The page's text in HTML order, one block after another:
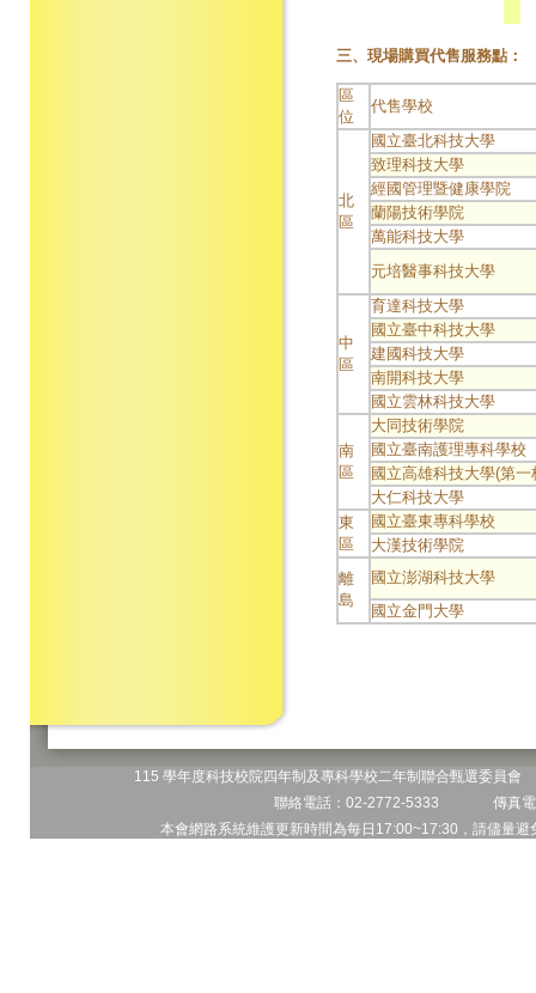
三、現場購買代售服務點：
區
位
代售學校
北
區
國立臺北科技大學
致理科技大學
經國管理暨健康學院
蘭陽技術學院
萬能科技大學
元培醫事科技大學
中
區
育達科技大學
國立臺中科技大學
建國科技大學
南開科技大學
國立雲林科技大學
南
區
大同技術學院
國立臺南護理專科學校
國立高雄科技大學(第一
大仁科技大學
東
區
國立臺東專科學校
大漢技術學院
離
島
國立澎湖科技大學
國立金門大學
115 學年度科技校院四年制及專科學校二年制聯合甄選委員
聯絡電話：02-2772-5333 傳真
本會網路系統維護更新時間為每日17:00~17:30，請儘量